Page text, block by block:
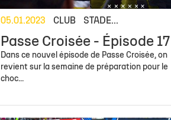
05.01.2023 CLUB STADE...
Passe Croisée - Épisode 17
Dans ce nouvel épisode de Passe Croisée, on
revient sur la semaine de préparation pour le
choc...